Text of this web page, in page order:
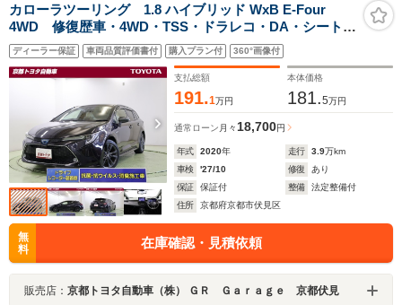
カローラツーリング 1.8 ハイブリッド WxB E-Four
4WD 修復歴車・4WD・TSS・ドラレコ・DA・シートヒ
ーター・全方位カメラ
ディーラー保証 車両品質評価書付 購入プラン付 360°画像付
支払総額
191.1万円
本体価格
181.5万円
通常ローン 月々 18,700円
年式 2020年 走行 3.9万km
車検
'27/10 修復
あり
保証
保証付 整備
法定整備付
住所
京都府京都市伏見区
無
料
在庫確認・見積依頼
販売店： 京都トヨタ自動車（株） ＧＲ Ｇａｒａｇｅ 京都伏見